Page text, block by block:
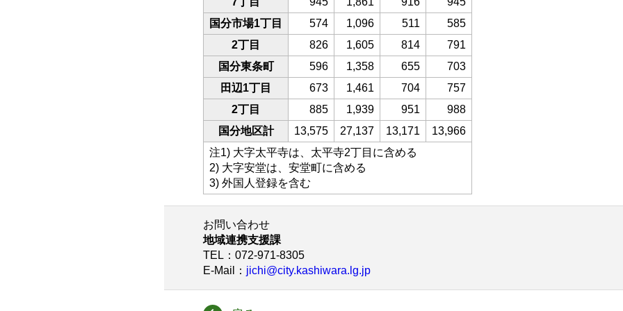
国分市場1丁目
574 1,096 511
585
2丁目
826 1,605 814
791
国分東条町
596 1,358 655
703
田辺1丁目
673 1,461 704
757
2丁目
885 1,939 951
988
国分地区計
13,575 27,137 13,171
13,966
注1) 大字太平寺は、太平寺2丁目に含める
2) 大字安堂は、安堂町に含める
3) 外国人登録を含む
お問い合わせ
地域連携支援課
TEL ：072-971-8305
E-Mail
： jichi@city.kashiwara.lg.jp